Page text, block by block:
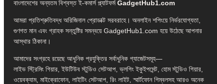
বাংলাদেশের অন্যতম বিশ্বস্ত ই-কমার্স প্ল্যাটফর্মGadgetHub1.com
আমরা প্রতিশ্রুতিবদ্ধ অরিজিনাল প্রোডাক্ট সরবরাহে। অনলাইন শপিংয়ে নির্ভরযোগ্যতা,
গুণগত মান এবং গ্রাহক সন্তুষ্টির সমন্বয়ে GadgetHub1.com হয়ে উঠেছে আপনার
আস্থার ঠিকানা।
আমাদের সংগ্রহে রয়েছে আধুনিক প্রযুক্তির সর্বাধুনিক গ্যাজেটসমূহ—
লাইভ স্ট্রিমিং গিয়ার, ইউটিউব স্টুডিও সেটআপ, ভ্লগিং ইকুইপমেন্ট, হোম স্টুডিও গিয়ার,
ওয়েবক্যাম, মাইক্রোফোন, লাইটিং সেটআপ, রিং লাইট, স্মার্টফোন গিম্বলসহ আরও অনেক